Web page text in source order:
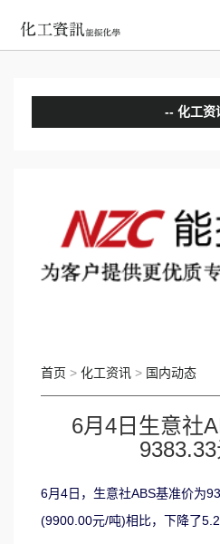
化工资
国际动
首页 > 化工资讯 > 国内动态
6月4日生意社
6月4日，生意社ABS基准价为
(9900.00元/吨)相比，下降了